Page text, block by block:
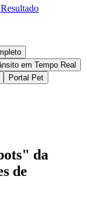
em Tempo Real
Portal Pet
da
de